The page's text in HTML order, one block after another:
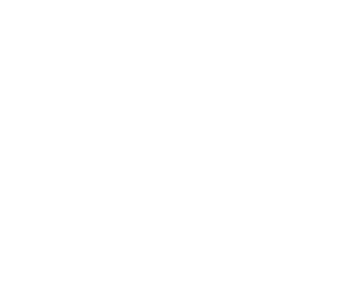
せていただ
ください。
成されるも
了承くださ
器販売店・
お願いしま
ません。
。
変更すること
1000ppm以下、
フタル酸ジブチ
、
、
物等」とい
)を取得する
らの製造装
知します。
り引きをい
ロン制御